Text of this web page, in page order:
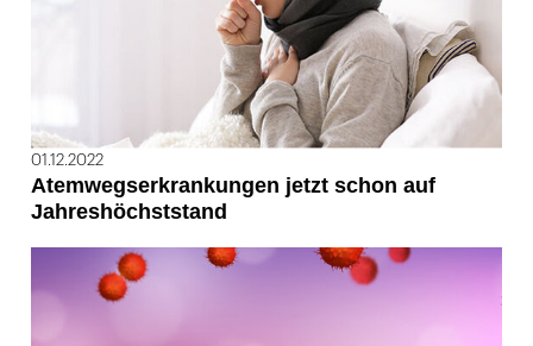
01.12.2022
Atemwegserkrankungen jetzt schon auf
Jahreshöchststand